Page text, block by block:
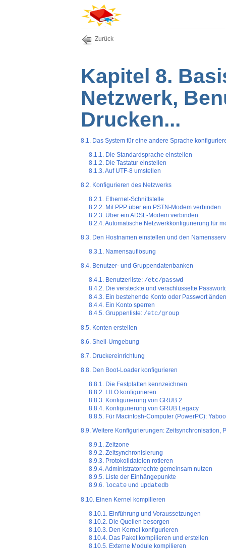
Zurück
Kapitel 8.
Netzwerk,
Drucken...
8.1. Das System für eine andere Sprache
8.1.1. Die Standardsprache einstellen
8.1.2. Die Tastatur einstellen
8.1.3. Auf UTF-8 umstellen
8.2. Konfigurieren des Netzwerks
8.2.1. Ethernet-Schnittstelle
8.2.2. Mit PPP über ein PSTN-Modem verbinden
8.2.3. Über ein ADSL-Modem verbinden
8.2.4. Automatische Netzwerkkonfigurierung für
8.3. Den Hostnamen einstellen und den
8.3.1. Namensauflösung
8.4. Benutzer- und Gruppendatenbanken
8.4.1. Benutzerliste: /etc/passwd
8.4.2. Die versteckte und verschlüsselte
8.4.3. Ein bestehende Konto oder Passwort
8.4.4. Ein Konto sperren
8.4.5. Gruppenliste: /etc/group
8.5. Konten erstellen
8.6. Shell-Umgebung
8.7. Druckereinrichtung
8.8. Den Boot-Loader konfigurieren
8.8.1. Die Festplatten kennzeichnen
8.8.2. LILO konfigurieren
8.8.3. Konfigurierung von GRUB 2
8.8.4. Konfigurierung von GRUB Legacy
8.8.5. Für Macintosh-Computer (PowerPC):
8.9. Weitere Konfigurierungen: Zeitsynchronisation,
8.9.1. Zeitzone
8.9.2. Zeitsynchronisierung
8.9.3. Protokolldateien rotieren
8.9.4. Administratorrechte gemeinsam nutzen
8.9.5. Liste der Einhängepunkte
8.9.6. locateund updatedb
8.10. Einen Kernel kompilieren
8.10.1. Einführung und Voraussetzungen
8.10.2. Die Quellen besorgen
8.10.3. Den Kernel konfigurieren
8.10.4. Das Paket kompilieren und erstellen
8.10.5. Externe Module kompilieren